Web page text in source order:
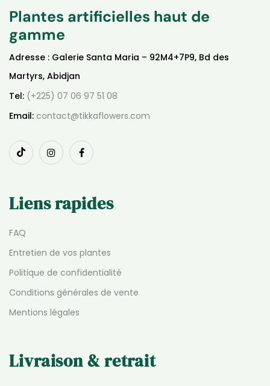
Plantes artificielles haut de
gamme
Adresse : Galerie Santa Maria – 92M4+7P9, Bd des
Martyrs, Abidjan
Tel: (+225) 07 06 97 51 08
Email: contact@tikkaflowers.com
Liens rapides
FAQ
Entretien de vos plantes
Politique de confidentialité
Conditions générales de vente
Mentions légales
Livraison & retrait